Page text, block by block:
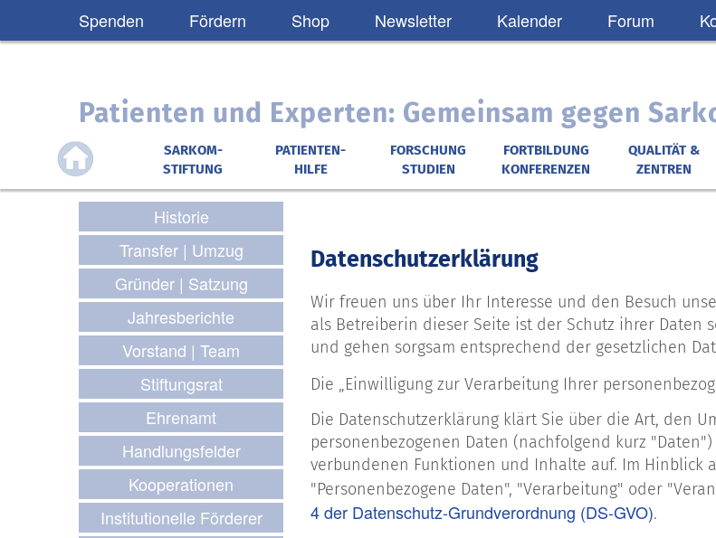
Spenden Fördern Shop Newsletter Kalender Forum
Patienten und Experten: Gemeinsam gegen
SARKOM-
STIFTUNG
PATIENTEN-
HILFE
FORSCHUNG
STUDIEN
FORTBILDUNG
KONFERENZEN
QUALITÄT &
ZENTREN
Historie
Transfer | Umzug
Gründer | Satzung
Jahresberichte
Vorstand | Team
Stiftungsrat
Ehrenamt
Handlungsfelder
Kooperationen
Institutionelle Förderer
Datenschutzerklärung
Wir freuen uns über Ihr Interesse und den Besuch
als Betreiberin dieser Seite ist der Schutz ihrer
und gehen sorgsam entsprechend der gesetzlichen
Die „Einwilligung zur Verarbeitung Ihrer
Die Datenschutzerklärung klärt Sie über die Art, den
personenbezogenen Daten (nachfolgend kurz
verbundenen Funktionen und Inhalte auf. Im Hinblick
"Personenbezogene Daten", "Verarbeitung" oder
4 der Datenschutz-Grundverordnung (DS-GVO).